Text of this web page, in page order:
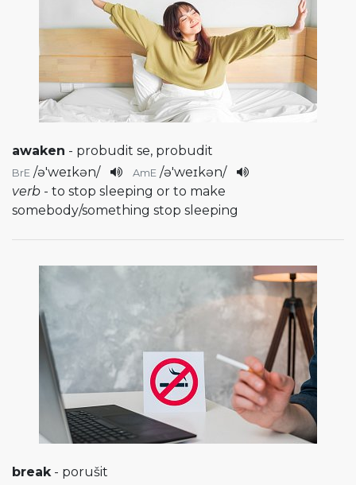
awaken - probudit se, probudit
BrE /ə'weɪkən/ AmE /ə'weɪkən/
verb - to stop sleeping or to make
somebody/something stop sleeping
break- porušit